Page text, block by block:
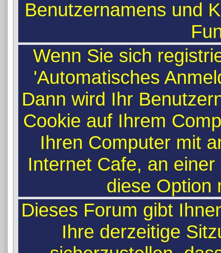
Benutzernamens und
Wenn Sie sich
'Automatisches
Dann wird Ihr
Cookie auf Ihrem
Ihren Computer mit
Internet Cafe, an
diese Option
Dieses Forum gibt
Ihre derzeitige